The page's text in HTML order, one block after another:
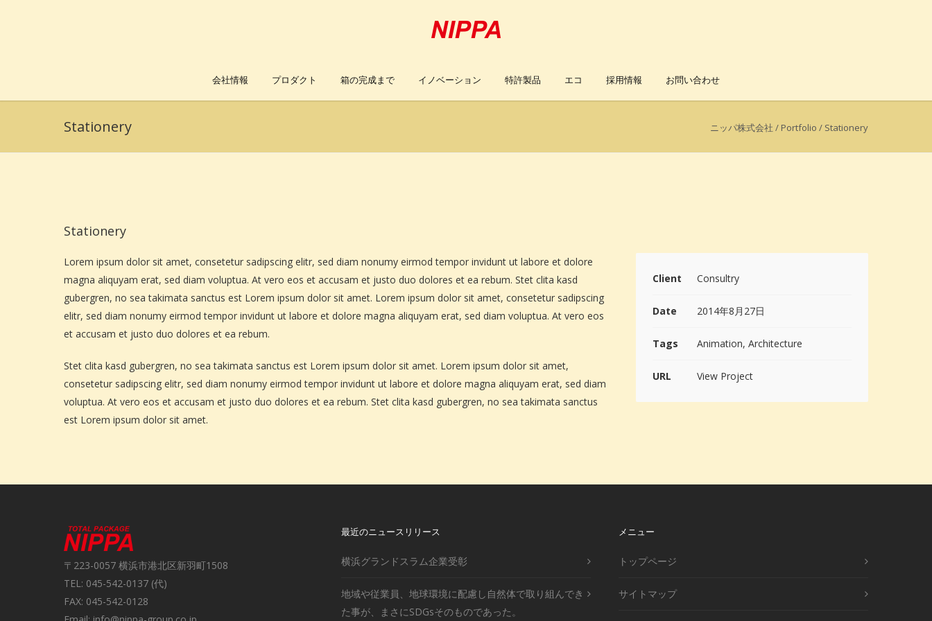
会社情報 プロダクト 箱の完成まで イノベーション 特許製品 エコ 採用情報 お問い合わせ
Stationery ニッパ株式会社 / Portfolio / Stationery
Stationery
Lorem ipsum dolor sit amet, consetetur sadipscing elitr, sed diam nonumy eirmod tempor invidunt ut labore et dolore
magna aliquyam erat, sed diam voluptua. At vero eos et accusam et justo duo dolores et ea rebum. Stet clita kasd
gubergren, no sea takimata sanctus est Lorem ipsum dolor sit amet. Lorem ipsum dolor sit amet, consetetur sadipscing
elitr, sed diam nonumy eirmod tempor invidunt ut labore et dolore magna aliquyam erat, sed diam voluptua. At vero eos
et accusam et justo duo dolores et ea rebum.
Stet clita kasd gubergren, no sea takimata sanctus est Lorem ipsum dolor sit amet. Lorem ipsum dolor sit amet,
consetetur sadipscing elitr, sed diam nonumy eirmod tempor invidunt ut labore et dolore magna aliquyam erat, sed diam
voluptua. At vero eos et accusam et justo duo dolores et ea rebum. Stet clita kasd gubergren, no sea takimata sanctus
est Lorem ipsum dolor sit amet.
Client Consultry
Date 2014年8月27日
Tags Animation, Architecture
URL View Project
〒223-0057 横浜市港北区新羽町1508
TEL: 045-542-0137 (代)
FAX: 045-542-0128
最近のニュースリリース
横浜グランドスラム企業受彰
地域や従業員、地球環境に配慮し自然体で取り組んでき
た事が、まさにSDGsそのものであった。
メニュー
トップページ
サイトマップ